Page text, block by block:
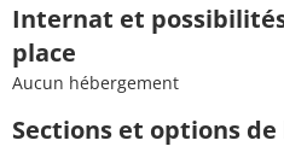
Internat et
place
Aucun hébergement
Sections et options